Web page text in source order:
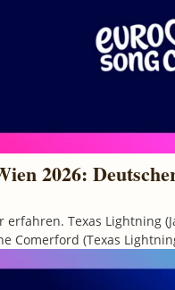
2026:
Texas Lightning
Comerford (Texas